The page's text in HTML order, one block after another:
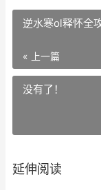
逆水寒ol释怀全
« 上一篇
没有了！
延伸阅读